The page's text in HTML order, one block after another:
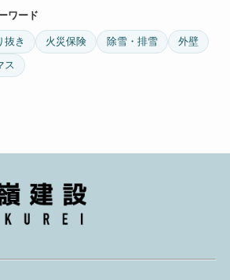
ワード
抜き 火災保険 除雪・排雪
外壁
ス